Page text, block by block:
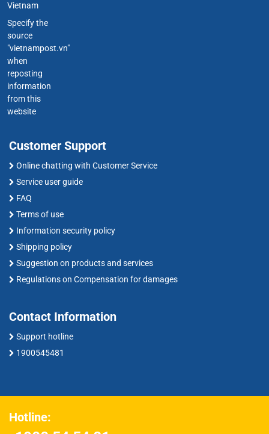
Vietnam
Specify the
source
"vietnampost.vn"
when
reposting
information
from this
website
Customer Support
Online chatting with Customer Service
Service user guide
FAQ
Terms of use
Information security policy
Shipping policy
Suggestion on products and services
Regulations on Compensation for damages
Contact Information
Support hotline
1900545481
Hotline: